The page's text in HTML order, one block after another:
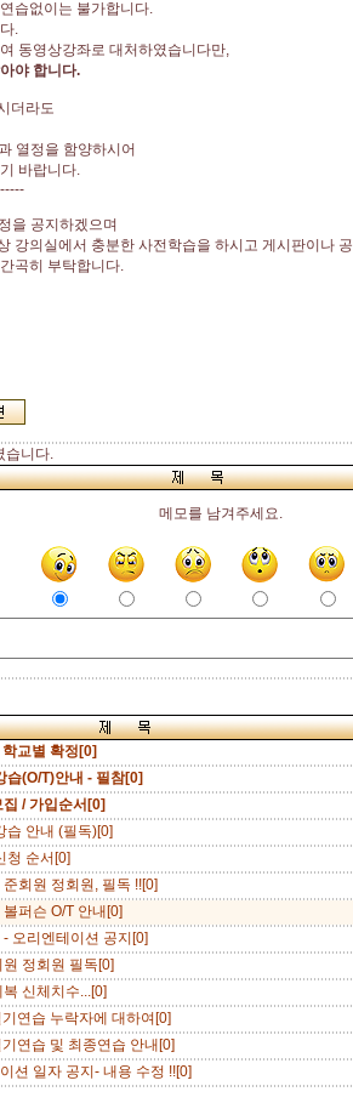
습없이는 불가합니다.
.
동영상강좌로 대처하였습니다만,
야 합니다.
더라도
열정을 함양하시어
바랍니다.
을 공지하겠으며
강의실에서 충분한 사전학습을 하시고 게시판이나
곡히 부탁합니다.
습니다.
메모를 남겨주세요.
교별 확정[0]
습(O/T)안내 - 필참[0]
/ 가입순서[0]
습 안내 (필독)[0]
청 순서[0]
회원 정회원, 필독 !![0]
퍼슨 O/T 안내[0]
오리엔테이션 공지[0]
정회원 필독[0]
신체치수...[0]
연습 누락자에 대하여[0]
연습 및 최종연습 안내[0]
션 일자 공지- 내용 수정 !![0]